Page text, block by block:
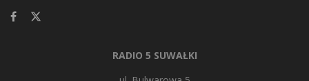
RADIO 5 SUWAŁKI